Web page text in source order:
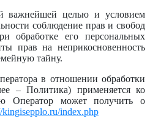
важнейшей целью и условием
соблюдение прав и свобод
обработке его персональных
прав на неприкосновенность
тайну.
в отношении обработки
– Политика) применяется ко
Оператор может получить о
kingisepplo.ru/index.php